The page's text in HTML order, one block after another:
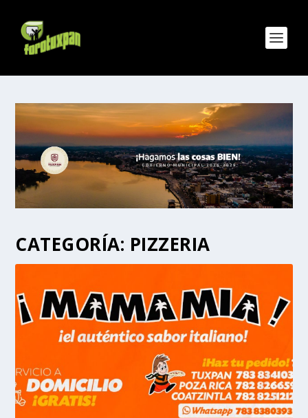
CATEGORÍA: PIZZERIA